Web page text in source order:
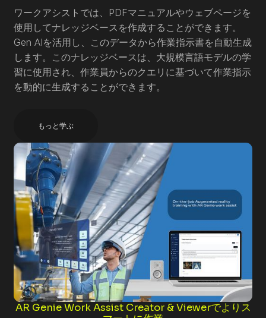
AR Genie Work Assist Creator & Viewerでよりス
ワークアシストでは、PDFマニュアルやウェブページを
使用してナレッジベースを作成することができます。
Gen AIを活用し、このデータから作業指示書を自動生成
します。このナレッジベースは、大規模言語モデルの学
習に使用され、作業員からのクエリに基づいて作業指示
を動的に生成することができます。
もっと学ぶ